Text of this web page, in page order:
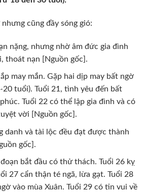
cũng đầy sóng gió:
nặng, nhưng nhờ âm đức gia đình
thoát nạn [Nguồn gốc].
may mắn. Gặp hai dịp may bất ngờ
20 tuổi). Tuổi 21, tình yêu đến bất
Tuổi 22 có thể lập gia đình và có
vời [Nguồn gốc].
danh và tài lộc đều đạt được thành
gốc].
bắt đầu có thử thách. Tuổi 26 kỵ
27 cẩn thận té ngã, lừa gạt. Tuổi 28
vào mùa Xuân. Tuổi 29 có tin vui về